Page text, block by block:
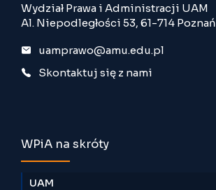
Wydział Prawa i Administracji UAM
Al. Niepodległości 53, 61-714 Poznań
uamprawo@amu.edu.pl
Skontaktuj się z nami
WPiA na skróty
UAM